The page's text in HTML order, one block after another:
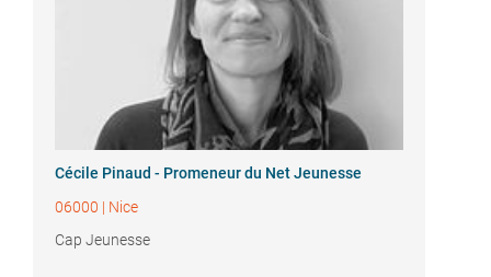
Cécile Pinaud - Promeneur du Net Jeunesse
06000 | Nice
Cap Jeunesse